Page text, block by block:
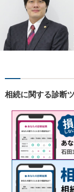
相続に関する診断